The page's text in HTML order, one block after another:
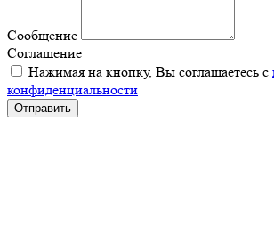
Сообщение
Соглашение
Нажимая на кнопку, Вы соглашаетесь с
конфиденциальности
Отправить